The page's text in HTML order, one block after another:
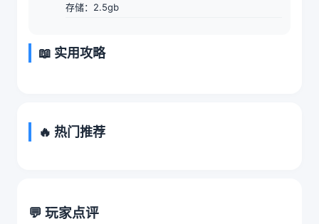
存储：2.5gb
📖 实用攻略
🔥 热门推荐
💬 玩家点评